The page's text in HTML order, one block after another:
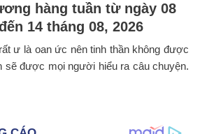
hàng tuần từ ngày 08
14 tháng 08, 2026
ư là oan ức nên tinh thần không được
sẽ được mọi người hiểu ra câu chuyện.